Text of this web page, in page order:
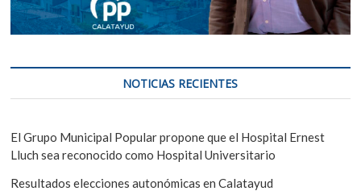
NOTICIAS RECIENTES
El Grupo Municipal Popular propone que el Hospital Ernest
Lluch sea reconocido como Hospital Universitario
Resultados elecciones autonómicas en Calatayud